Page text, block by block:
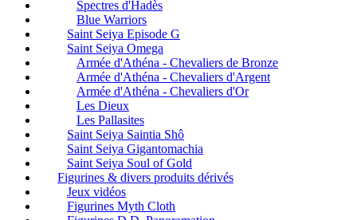
Spectres d'Hadès
Blue Warriors
Saint Seiya Episode G
Saint Seiya Omega
Armée d'Athéna - Chevaliers de Bronze
Armée d'Athéna - Chevaliers d'Argent
Armée d'Athéna - Chevaliers d'Or
Les Dieux
Les Pallasites
Saint Seiya Saintia Shô
Saint Seiya Gigantomachia
Saint Seiya Soul of Gold
Figurines & divers produits dérivés
Jeux vidéos
Figurines Myth Cloth